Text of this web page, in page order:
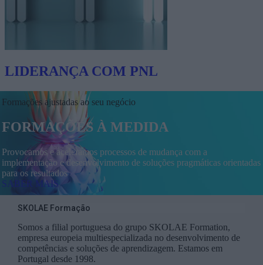
LIDERANÇA COM PNL
Formações ajustadas ao seu negócio
FORMAÇÕES À MEDIDA
Provocamos e aceleramos processos de mudança com a
implementação e desenvolvimento de soluções pragmáticas orientadas
para os resultados
SABER MAIS
SKOLAE Formação
Somos a filial portuguesa do grupo SKOLAE Formation,
empresa europeia multiespecializada no desenvolvimento de
competências e soluções de aprendizagem. Estamos em
Portugal desde 1998.